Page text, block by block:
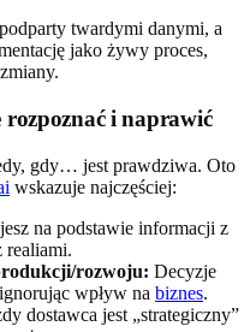
twardymi danymi, a
jako żywy proces,
i naprawić
gdy… jest prawdziwa. Oto
wskazuje najczęściej:
na podstawie informacji z
realiami.
rozwoju: Decyzje
wpływ na biznes.
dostawca jest „strategiczny”